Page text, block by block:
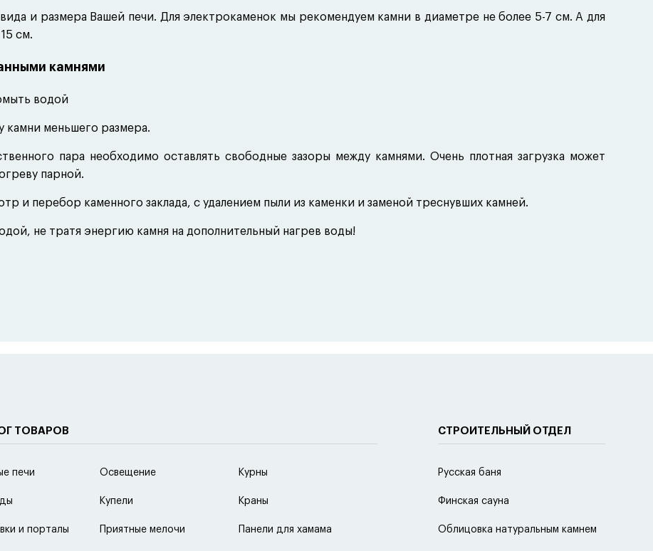
и размера Вашей печи. Для электрокаменок мы рекомендуем камни в диаметре не более 5-7 см. А для
см.
камнями
водой
камни меньшего размера.
пара необходимо оставлять свободные зазоры между камнями. Очень плотная загрузка может
парной.
и перебор каменного заклада, с удалением пыли из каменки и заменой треснувших камней.
не тратя энергию камня на дополнительный нагрев воды!
ТОВАРОВ
печи
и порталы
Освещение
Купели
Приятные мелочи
Курны
Краны
Панели для хамама
СТРОИТЕЛЬНЫЙ ОТДЕЛ
Русская баня
Финская сауна
Облицовка натуральным камнем